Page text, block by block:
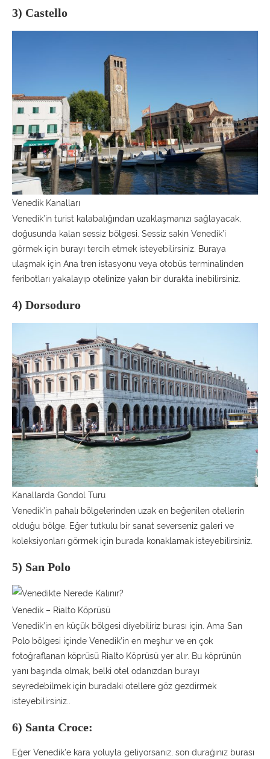
3) Castello
Venedik Kanalları
Venedik’in turist kalabalığından uzaklaşmanızı sağlayacak,
doğusunda kalan sessiz bölgesi. Sessiz sakin Venedik’i
görmek için burayı tercih etmek isteyebilirsiniz. Buraya
ulaşmak için Ana tren istasyonu veya otobüs terminalinden
feribotları yakalayıp otelinize yakın bir durakta inebilirsiniz.
4) Dorsoduro
Kanallarda Gondol Turu
Venedik’in pahalı bölgelerinden uzak en beğenilen otellerin
olduğu bölge. Eğer tutkulu bir sanat severseniz galeri ve
koleksiyonları görmek için burada konaklamak isteyebilirsiniz.
5) San Polo
Venedik – Rialto Köprüsü
Venedik’in en küçük bölgesi diyebiliriz burası için. Ama San
Polo bölgesi içinde Venedik’in en meşhur ve en çok
fotoğraflanan köprüsü Rialto Köprüsü yer alır. Bu köprünün
yanı başında olmak, belki otel odanızdan burayı
seyredebilmek için buradaki otellere göz gezdirmek
isteyebilirsiniz..
6) Santa Croce:
Eğer Venedik’e kara yoluyla geliyorsanız, son durağınız burası